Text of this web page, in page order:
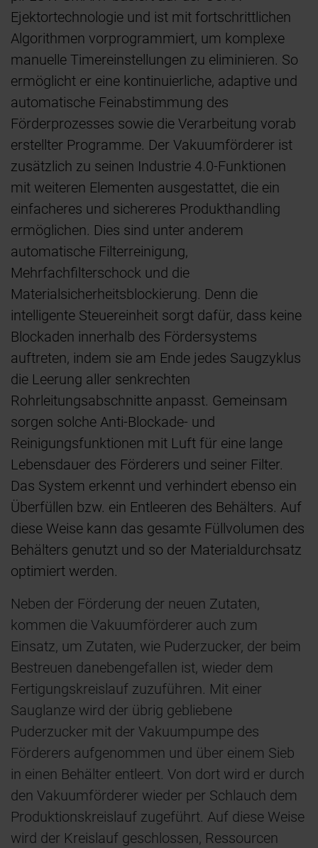
Ejektortechnologie und ist mit fortschrittlichen
Algorithmen vorprogrammiert, um komplexe
manuelle Timereinstellungen zu eliminieren. So
ermöglicht er eine kontinuierliche, adaptive und
automatische Feinabstimmung des
Förderprozesses sowie die Verarbeitung vorab
erstellter Programme. Der Vakuumförderer ist
zusätzlich zu seinen Industrie 4.0-Funktionen
mit weiteren Elementen ausgestattet, die ein
einfacheres und sichereres Produkthandling
ermöglichen. Dies sind unter anderem
automatische Filterreinigung,
Mehrfachfilterschock und die
Materialsicherheitsblockierung. Denn die
intelligente Steuereinheit sorgt dafür, dass keine
Blockaden innerhalb des Fördersystems
auftreten, indem sie am Ende jedes Saugzyklus
die Leerung aller senkrechten
Rohrleitungsabschnitte anpasst. Gemeinsam
sorgen solche Anti-Blockade- und
Reinigungsfunktionen mit Luft für eine lange
Lebensdauer des Förderers und seiner Filter.
Das System erkennt und verhindert ebenso ein
Überfüllen bzw. ein Entleeren des Behälters. Auf
diese Weise kann das gesamte Füllvolumen des
Behälters genutzt und so der Materialdurchsatz
optimiert werden.
Neben der Förderung der neuen Zutaten,
kommen die Vakuumförderer auch zum
Einsatz, um Zutaten, wie Puderzucker, der beim
Bestreuen danebengefallen ist, wieder dem
Fertigungskreislauf zuzuführen. Mit einer
Sauglanze wird der übrig gebliebene
Puderzucker mit der Vakuumpumpe des
Förderers aufgenommen und über einem Sieb
in einen Behälter entleert. Von dort wird er durch
den Vakuumförderer wieder per Schlauch dem
Produktionskreislauf zugeführt. Auf diese Weise
wird der Kreislauf geschlossen, Ressourcen